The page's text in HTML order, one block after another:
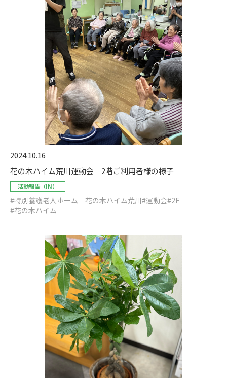
2024.10.16
花の木ハイム荒川運動会 2階ご利用者様の様子
活動報告（IN）
#特別養護老人ホーム 花の木ハイム荒川#運動会#2F
#花の木ハイム